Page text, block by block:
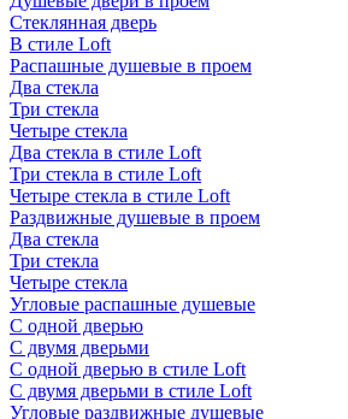
Стеклянная дверь
В стиле Loft
Распашные душевые в проем
Два стекла
Три стекла
Четыре стекла
Два стекла в стиле Loft
Три стекла в стиле Loft
Четыре стекла в стиле Loft
Раздвижные душевые в проем
Два стекла
Три стекла
Четыре стекла
Угловые распашные душевые
С одной дверью
С двумя дверьми
С одной дверью в стиле Loft
С двумя дверьми в стиле Loft
Угловые раздвижные душевые